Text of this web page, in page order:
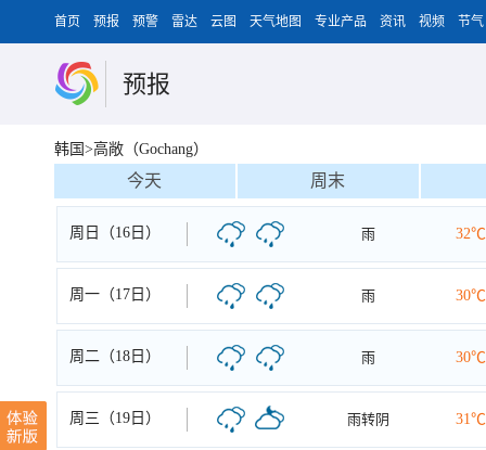
首页 预报 预警 雷达 云图 天气地图 专业产品 资讯 视频 节气
预报
韩国>高敞（Gochang）
今天 周末
周日（16日） 雨 32℃
周一（17日） 雨 30℃
周二（18日） 雨 30℃
周三（19日） 雨转阴 31℃